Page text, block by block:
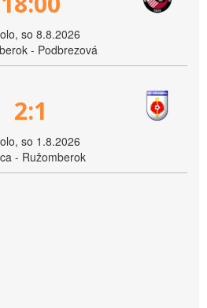
so 8.8.2026
- Podbrezová
2:1
so 1.8.2026
- Ružomberok